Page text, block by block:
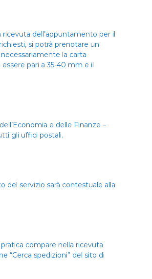
dell’appuntamento per il
si potrà prenotare un
la carta
pari a 35-40 mm e il
e delle Finanze –
gli uffici postali.
del servizio sarà contestuale alla
compare nella ricevuta
“Cerca spedizioni” del sito di